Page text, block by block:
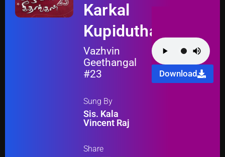
Karkal
Kupiduthae
Vazhvin
Geethangal
#23
Sung By
Sis. Kala
Vincent Raj
Share
Download